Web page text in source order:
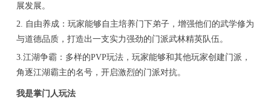
展发展。
2. 自由养成：玩家能够自主培养门下弟子，增强他们的武学修为
与道德品质，打造出一支实力强劲的门派武林精英队伍。
3.江湖争霸：多样的PVP玩法，玩家能够和其他玩家创建门派，
角逐江湖霸主的名号，开启激烈的门派对抗。
我是掌门人玩法